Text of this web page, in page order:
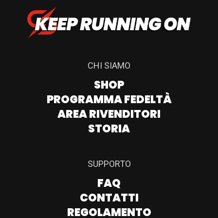
CHI SIAMO
SHOP
PROGRAMMA FEDELTÀ
AREA RIVENDITORI
STORIA
SUPPORTO
FAQ
CONTATTI
REGOLAMENTO